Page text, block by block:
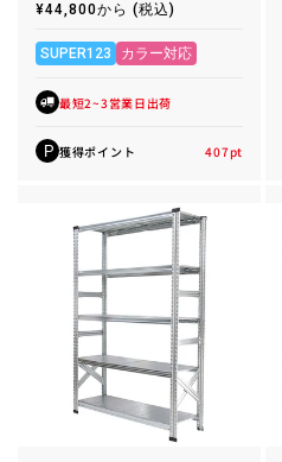
通
価
格
¥44,800から (税込)
SUPER123 カラー対応
最短2~3営業日出荷
P 獲得ポイント 407pt